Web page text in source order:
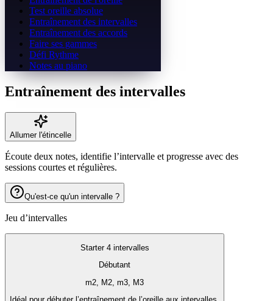
Test oreille absolue
Entraînement des intervalles
Entraînement des accords
Faire ses gammes
Défi Rythme
Notes au piano
Entraînement des intervalles
Allumer l'étincelle
Écoute deux notes, identifie l’intervalle et progresse avec des
sessions courtes et régulières.
Qu'est-ce qu'un intervalle ?
Jeu d’intervalles
Starter 4 intervalles
Débutant
m2, M2, m3, M3